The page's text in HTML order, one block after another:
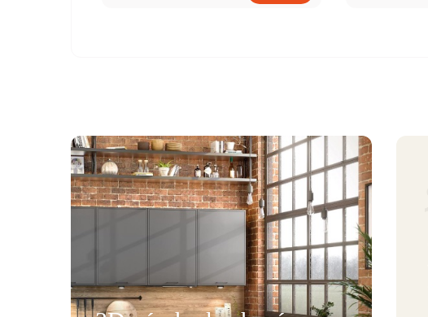
deseti. Kuchyň je krásná a kvalitní. Ochotný personál,
mi pomohla se vším a komunikovala ihned, bez prodlení.
které jsme postupně upravovaly, stejně tak mi poslala i
pracovních desek a korpusů skříní. Montéři u nás strávili